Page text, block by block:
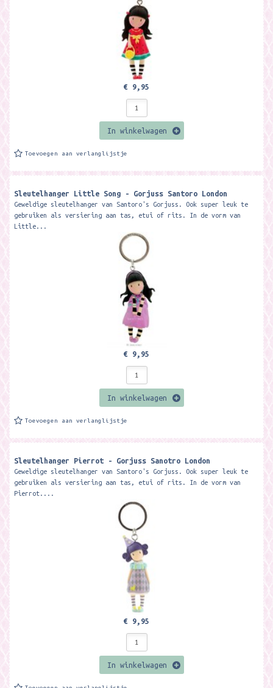
€ 9,95
In winkelwagen
Toevoegen aan verlanglijstje
Sleutelhanger Little Song - Gorjuss Santoro London
Geweldige sleutelhanger van Santoro's Gorjuss. Ook super leuk te
gebruiken als versiering aan tas, etui of rits. In de vorm van
Little...
€ 9,95
In winkelwagen
Toevoegen aan verlanglijstje
Sleutelhanger Pierrot - Gorjuss Sanotro London
Geweldige sleutelhanger van Santoro's Gorjuss. Ook super leuk te
gebruiken als versiering aan tas, etui of rits. In de vorm van
Pierrot....
€ 9,95
In winkelwagen